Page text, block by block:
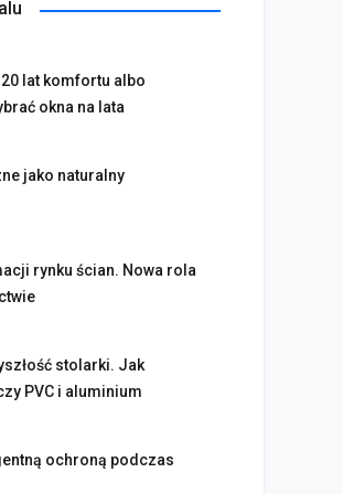
lat komfortu albo
okna na lata
jako naturalny
rynku ścian. Nowa rola
stolarki. Jak
PVC i aluminium
ochroną podczas